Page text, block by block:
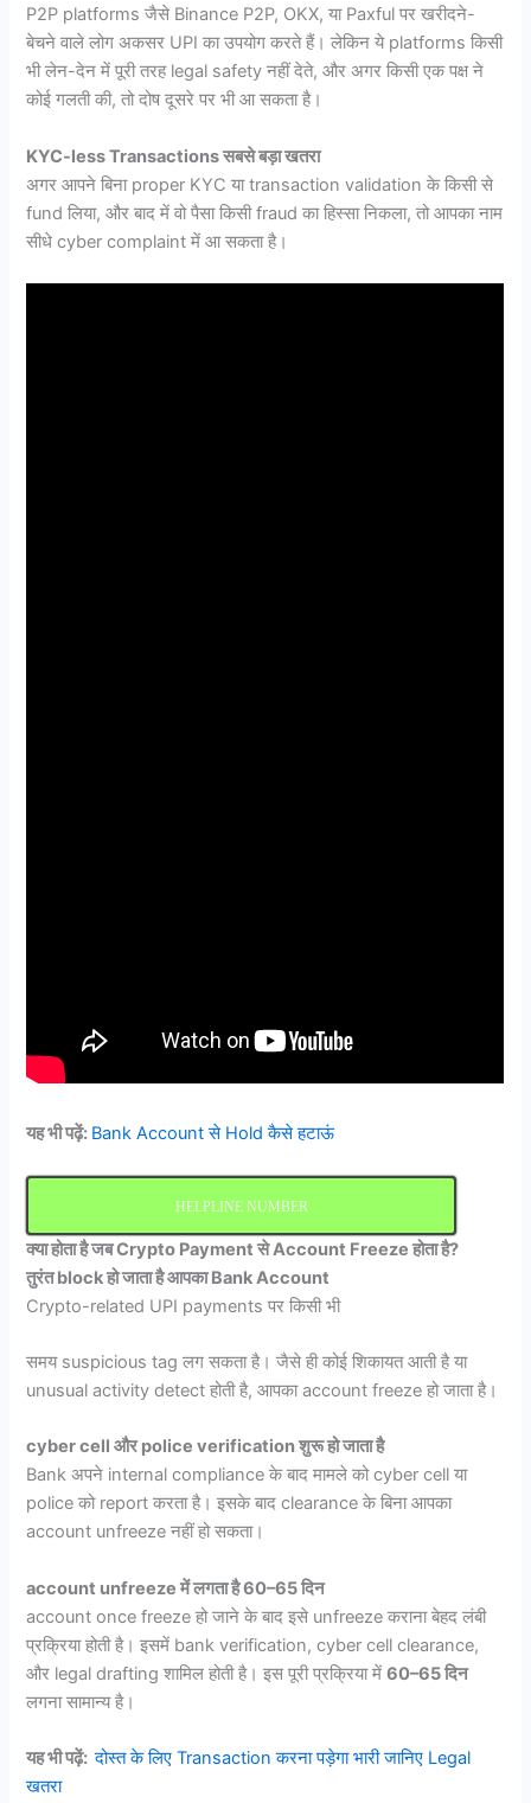
P2P platforms जैसे Binance P2P, OKX, या Paxful पर खरीदने-
बेचने वाले लोग अकसर UPI का उपयोग करते हैं। लेकिन ये platforms किसी
भी लेन-देन में पूरी तरह legal safety नहीं देते, और अगर किसी एक पक्ष ने
कोई गलती की, तो दोष दूसरे पर भी आ सकता है।
KYC-less Transactions सबसे बड़ा खतरा
अगर आपने बिना proper KYC या transaction validation के किसी से
fund लिया, और बाद में वो पैसा किसी fraud का हिस्सा निकला, तो आपका नाम
सीधे cyber complaint में आ सकता है।
यह भी पढ़ें: Bank Account से Hold कैसे हटाऊं
HELPLINE NUMBER
क्या होता है जब Crypto Payment से Account Freeze होता है?
तुरंत block हो जाता है आपका Bank Account
Crypto-related UPI payments पर किसी भी
समय suspicious tag लग सकता है। जैसे ही कोई शिकायत आती है या
unusual activity detect होती है, आपका account freeze हो जाता है।
cyber cell और police verification शुरू हो जाता है
Bank अपने internal compliance के बाद मामले को cyber cell या
police को report करता है। इसके बाद clearance के बिना आपका
account unfreeze नहीं हो सकता।
account unfreeze में लगता है 60–65 दिन
account once freeze हो जाने के बाद इसे unfreeze कराना बेहद लंबी
प्रक्रिया होती है। इसमें bank verification, cyber cell clearance,
और legal drafting शामिल होती है। इस पूरी प्रक्रिया में60–65 दिन
लगना सामान्य है।
यह भी पढ़ें:दोस्त के लिए Transaction करना पड़ेगा भारी जानिए Legal
खतरा